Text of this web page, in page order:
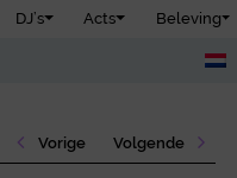
DJ’s Acts Beleving
Vorige Volgende